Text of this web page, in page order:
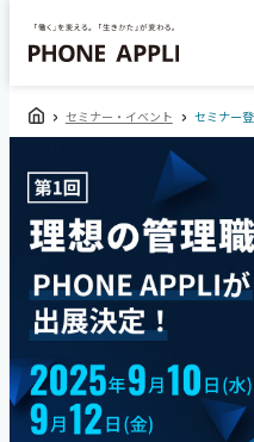
セミナー・イベント セミナー登壇！